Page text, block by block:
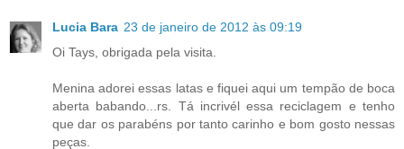
Lucia Bara 23 de janeiro de 2012 às 09:19
Oi Tays, obrigada pela visita.
Menina adorei essas latas e fiquei aqui um tempão de boca
aberta babando...rs. Tá incrivél essa reciclagem e tenho
que dar os parabéns por tanto carinho e bom gosto nessas
peças.